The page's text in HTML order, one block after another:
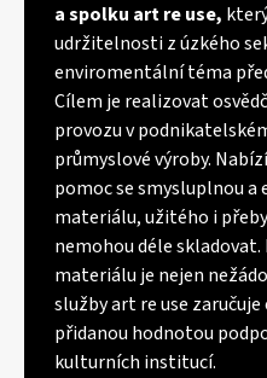
a spolku art re use,
udržitelnosti z úzkého
enviromentální téma
Cílem je realizovat
provozu v
průmyslové výroby.
pomoc se smysluplnou
materiálu, užitého i
nemohou déle
materiálu je nejen
služby art re use
přidanou hodnotou
kulturních institucí.